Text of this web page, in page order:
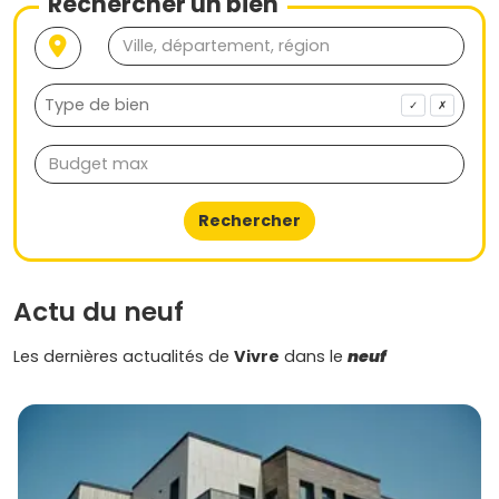
✓ ✗
Rechercher
Actu du neuf
Les dernières actualités de Vivre dans le neuf